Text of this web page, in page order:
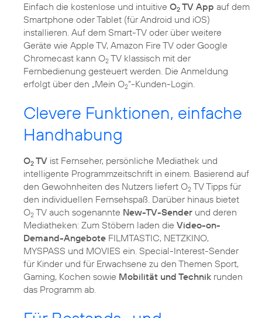
Einfach die kostenlose und intuitive O2 TV App auf dem
Smartphone oder Tablet (für Android und iOS)
installieren. Auf dem Smart-TV oder über weitere
Geräte wie Apple TV, Amazon Fire TV oder Google
Chromecast kann O2 TV klassisch mit der
Fernbedienung gesteuert werden. Die Anmeldung
erfolgt über den „Mein O2“-Kunden-Login.
Clevere Funktionen, einfache
Handhabung
O2 TV ist Fernseher, persönliche Mediathek und
intelligente Programmzeitschrift in einem. Basierend auf
den Gewohnheiten des Nutzers liefert O2 TV Tipps für
den individuellen Fernsehspaß. Darüber hinaus bietet
O2 TV auch sogenannte New-TV-Sender und deren
Mediatheken: Zum Stöbern laden die Video-on-
Demand-Angebote FILMTASTIC, NETZKINO,
MYSPASS und MOVIES ein. Special-Interest-Sender
für Kinder und für Erwachsene zu den Themen Sport,
Gaming, Kochen sowie Mobilität und Technik runden
das Programm ab.